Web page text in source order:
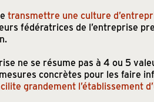
transmettre une culture
fédératrices de l’entreprise
ne se résume pas à 4 ou 5
concrètes pour les faire
grandement l’établissement